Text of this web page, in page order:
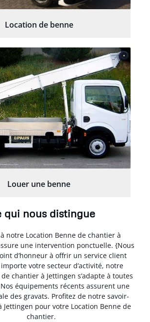
Location de benne
Louer une benne
qui nous distingue
notre Location Benne de chantier à
une intervention ponctuelle. {Nous
d’honneur à offrir un service client
votre secteur d’activité, notre
chantier à Jettingen s’adapte à toutes
équipements récents assurent une
des gravats. Profitez de notre savoir-
Jettingen pour votre Location Benne de
chantier.